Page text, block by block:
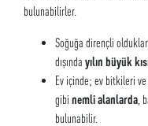
bulunabilirler.
Soğuğa dirençli
dışında yılın büyük
Ev içinde; ev bitkileri ve
gibi nemli alanlarda ,
bulunabilir.